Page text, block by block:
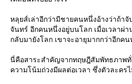
หลุยส์เล่าอีกว่ามีชายคนหนึ่งอ้างว่าถ้าจั
จันทร์ อีกคนหนึ่งอยู่บนโลก เมื่อเวลาผ่
กลับมายังโลก เขาจะอายุมากกว่าอีกคน
นี่คือสาระสำคัญจากทฤษฎีสัมพัทธภาพ
ความโน้มถ่วงมีผลต่อเวลา ซึ่งตัวละคร